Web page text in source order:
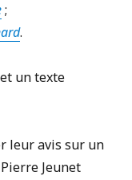
;
.
un texte
leur avis sur un
Jeunet